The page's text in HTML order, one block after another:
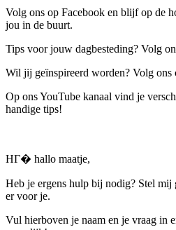
Volg ons op Facebook en blijf op de
jou in de buurt.
Tips voor jouw dagbesteding? Volg
Wil jij geïnspireerd worden? Volg ons
Op ons YouTube kanaal vind je
handige tips!
HГ� hallo maatje,
Heb je ergens hulp bij nodig? Stel mij
er voor je.
Vul hierboven je naam en je vraag in